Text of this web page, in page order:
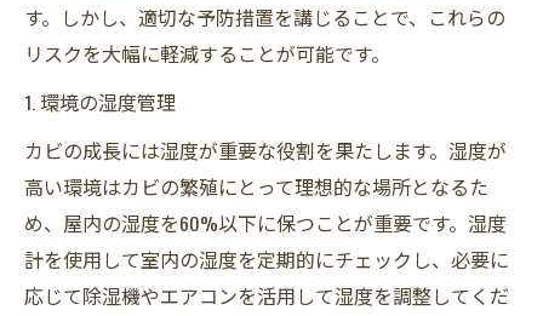
す。しかし、適切な予防措置を講じることで、これらの
リスクを大幅に軽減することが可能です。
1. 環境の湿度管理
カビの成長には湿度が重要な役割を果たします。湿度が
高い環境はカビの繁殖にとって理想的な場所となるた
め、屋内の湿度を60%以下に保つことが重要です。湿度
計を使用して室内の湿度を定期的にチェックし、必要に
応じて除湿機やエアコンを活用して湿度を調整してくだ